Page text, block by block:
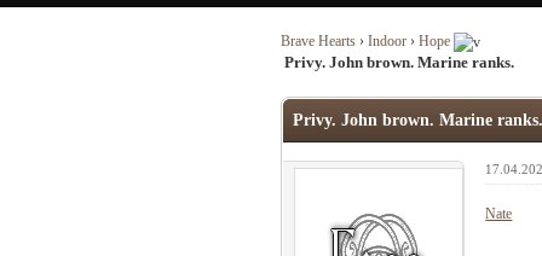
Brave Hearts › Indoor › Hope
Privy. John brown. Marine ranks.
Privy. John brown. Marine ranks.
Nate